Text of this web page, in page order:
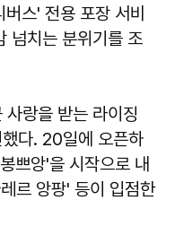
스' 전용 포장 서비
넘치는 분위기를 조
랑을 받는 라이징
다. 20일에 오픈하
쁘앙'을 시작으로 내
르 앙팡' 등이 입점한